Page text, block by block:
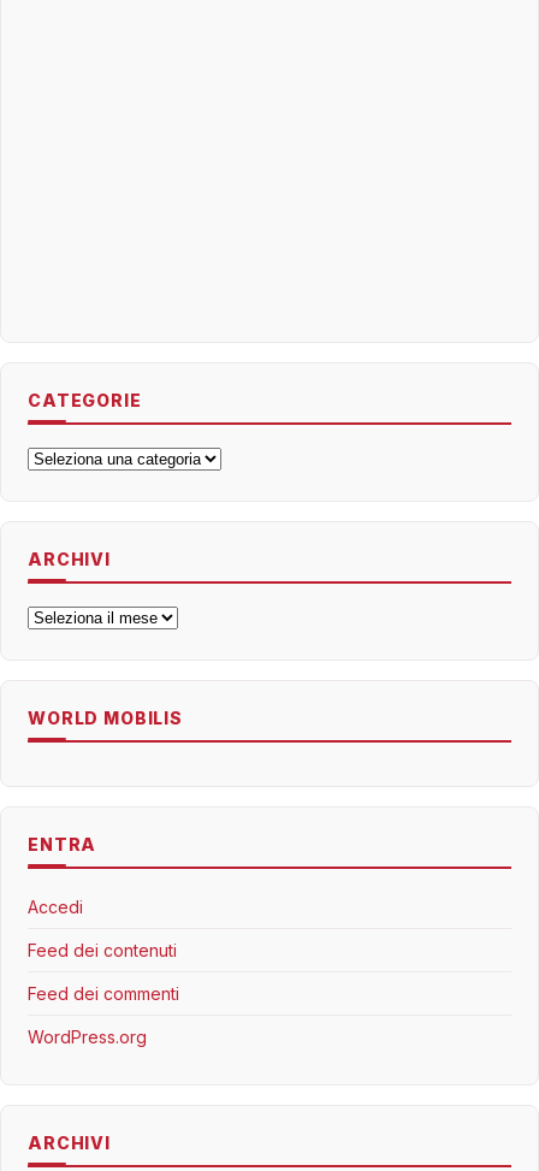
CATEGORIE
Categorie
ARCHIVI
Archivi
WORLD MOBILIS
ENTRA
Accedi
Feed dei contenuti
Feed dei commenti
WordPress.org
ARCHIVI